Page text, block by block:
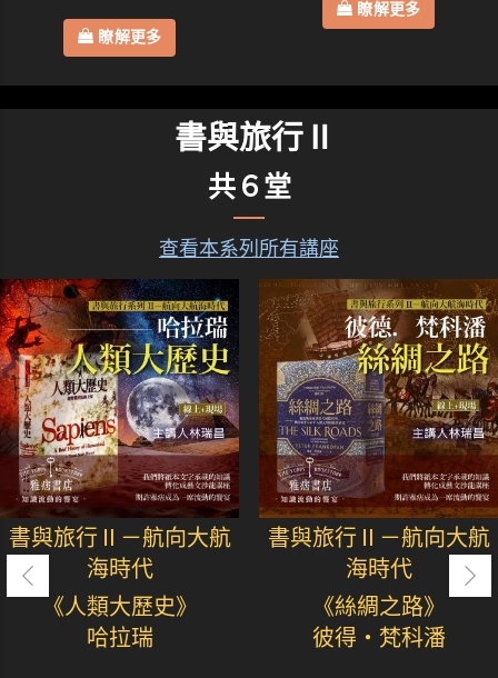
瞭解更多
瞭解更多
書與旅行Ⅱ
共６堂
查看本系列所有講座
書與旅行Ⅱ－航向大航
海時代
《人類大歷史》
哈拉瑞
書與旅行Ⅱ－航向大航
海時代
《絲綢之路》
彼得・梵科潘